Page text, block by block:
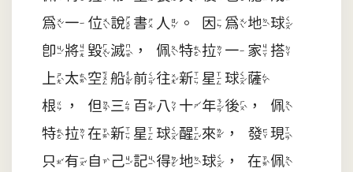
為一位說書人。因為地球
即將毀滅，佩特拉一家搭
上太空船前往新星球薩
根，但三百八十年後，佩
特拉在新星球醒來，發現
只有自己記得地球，在佩